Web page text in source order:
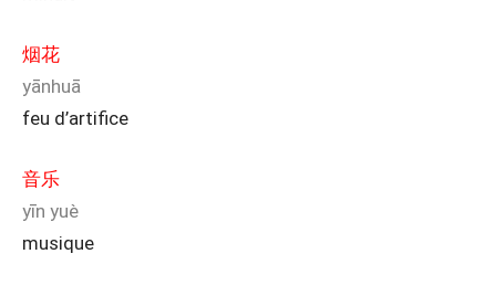
烟花
yānhuā
feu d’artifice
音乐
yīn yuè
musique